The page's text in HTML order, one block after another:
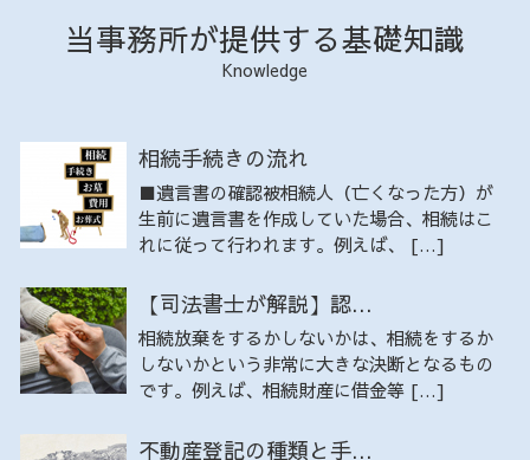
当事務所が提供する基礎知識
Knowledge
相続手続きの流れ
■遺言書の確認被相続人（亡くなった方）が
生前に遺言書を作成していた場合、相続はこ
れに従って行われます。例えば、 […]
【司法書士が解説】認...
相続放棄をするかしないかは、相続をするか
しないかという非常に大きな決断となるもの
です。例えば、相続財産に借金等 […]
不動産登記の種類と手...